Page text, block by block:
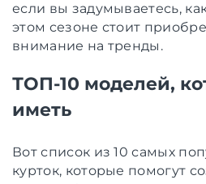
если вы задумываетесь,
этом сезоне стоит
внимание на тренды.
ТОП-10 моделей,
иметь
Вот список из 10 самых
курток, которые помогут